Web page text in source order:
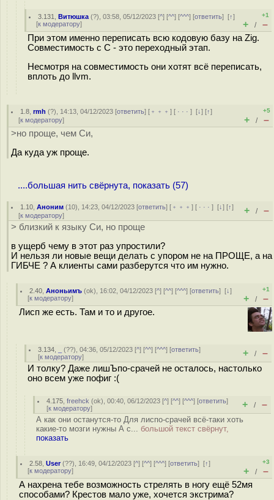
3.131 ,Витюшка (?), 03:58, 05/12/2023 [^] [^^] [^^^] [ответить][↑]
[к модератору]
+1
+ / –
При этом именно переписать всю кодовую базу на Zig.
Совместимость с С - это переходный этап.
Несмотря на совместимость они хотят всё переписать,
вплоть до llvm.
1.8 ,rmh (?), 14:13, 04/12/2023 [ответить] [ ﹢﹢﹢] [ · · ·][↓] [↑]
[к модератору]
+5
+ / –
>но проще, чем Си,
Да куда уж проще.
....большая нить свёрнута, показать (57)
1.10 ,Аноним (10), 14:23, 04/12/2023 [ответить] [ ﹢﹢﹢] [ · · ·][↓] [↑]
[к модератору] + / –
> близкий к языку Си, но проще
в ущерб чему в этот раз упростили?
И нельзя ли новые вещи делать с упором не на ПРОЩЕ, а на
ГИБЧЕ ? А клиенты сами разберутся что им нужно.
2.40 ,Аноньимъ (ok), 16:02, 04/12/2023 [^] [^^] [^^^] [ответить][↓]
[к модератору]
+1
+ / –
Лисп же есть. Там и то и другое.
3.134 (??), 04:36, 05/12/2023 [^] [^^] [^^^] [ответить]
[к модератору] + / –
И толку? Даже лишЪпо-срачей не осталось, настолько
оно всем уже пофиг :(
4.175 ,freehck (ok), 00:40, 06/12/2023 [^] [^^] [^^^] [ответить]
[к модератору] + / –
А как они останутся-то Для лиспо-срачей всё-таки хоть
какие-то мозги нужны А с... большой текст свёрнут,
показать
2.58 ,User(??), 16:49, 04/12/2023 [^] [^^] [^^^] [ответить][↑]
[к модератору]
+3
+ / –
А нахрена тебе возможность стрелять в ногу ещё 52мя
способами? Крестов мало уже, хочется экстрима?